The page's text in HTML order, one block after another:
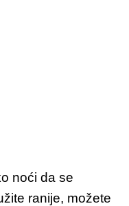
noći da se
ranije, možete